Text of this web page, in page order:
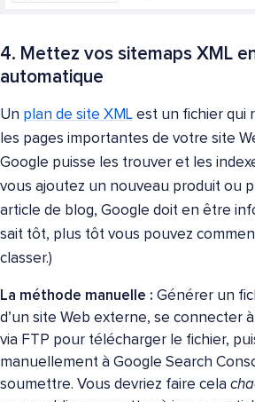
4. Mettez vos sitemaps XML
automatique
Un plan de site XML est un fichier qui
les pages importantes de votre site
Google puisse les trouver et les
vous ajoutez un nouveau produit ou
article de blog, Google doit en être
sait tôt, plus tôt vous pouvez
classer.)
La méthode manuelle : Générer un
d’un site Web externe, se connecter
via FTP pour télécharger le fichier,
manuellement à Google Search
soumettre. Vous devriez faire cela